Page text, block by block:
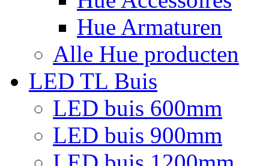
Hue Armaturen
Alle Hue producten
LED TL Buis
LED buis 600mm
LED buis 900mm